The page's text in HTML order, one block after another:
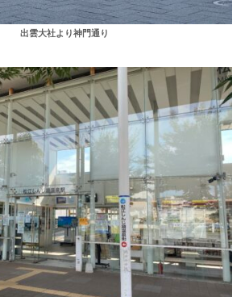
出雲大社より神門通り